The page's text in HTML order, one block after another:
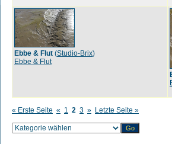
Ebbe & Flut (Studio-Brix)
Ebbe & Flut
« Erste Seite « 1 2 3 » Letzte Seite »